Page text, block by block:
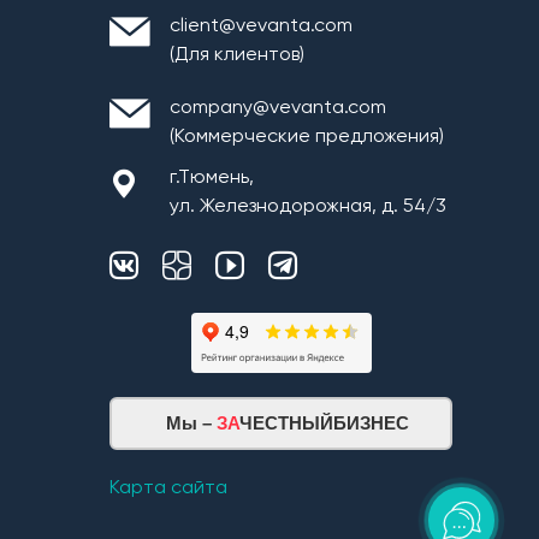
client@vevanta.com
(Для клиентов)
company@vevanta.com
(Коммерческие предложения)
г.Тюмень,
ул. Железнодорожная, д. 54/3
Мы – ЗАЧЕСТНЫЙБИЗНЕС
Карта сайта